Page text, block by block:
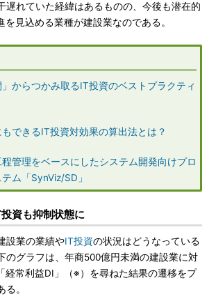
遅れていた経緯はあるものの、今後も潜在的
を見込める業種が建設業なのである。
」からつかみ取るIT投資のベストプラクティ
できるIT投資対効果の算出法とは？
管理をベースにしたシステム開発向けプロ
ム「SynViz/SD」
資も抑制状態に
設業の業績やIT投資の状況はどうなっている
グラフは、年商500億円未満の建設業に対
経常利益DI」（※）を尋ねた結果の遷移をプ
。